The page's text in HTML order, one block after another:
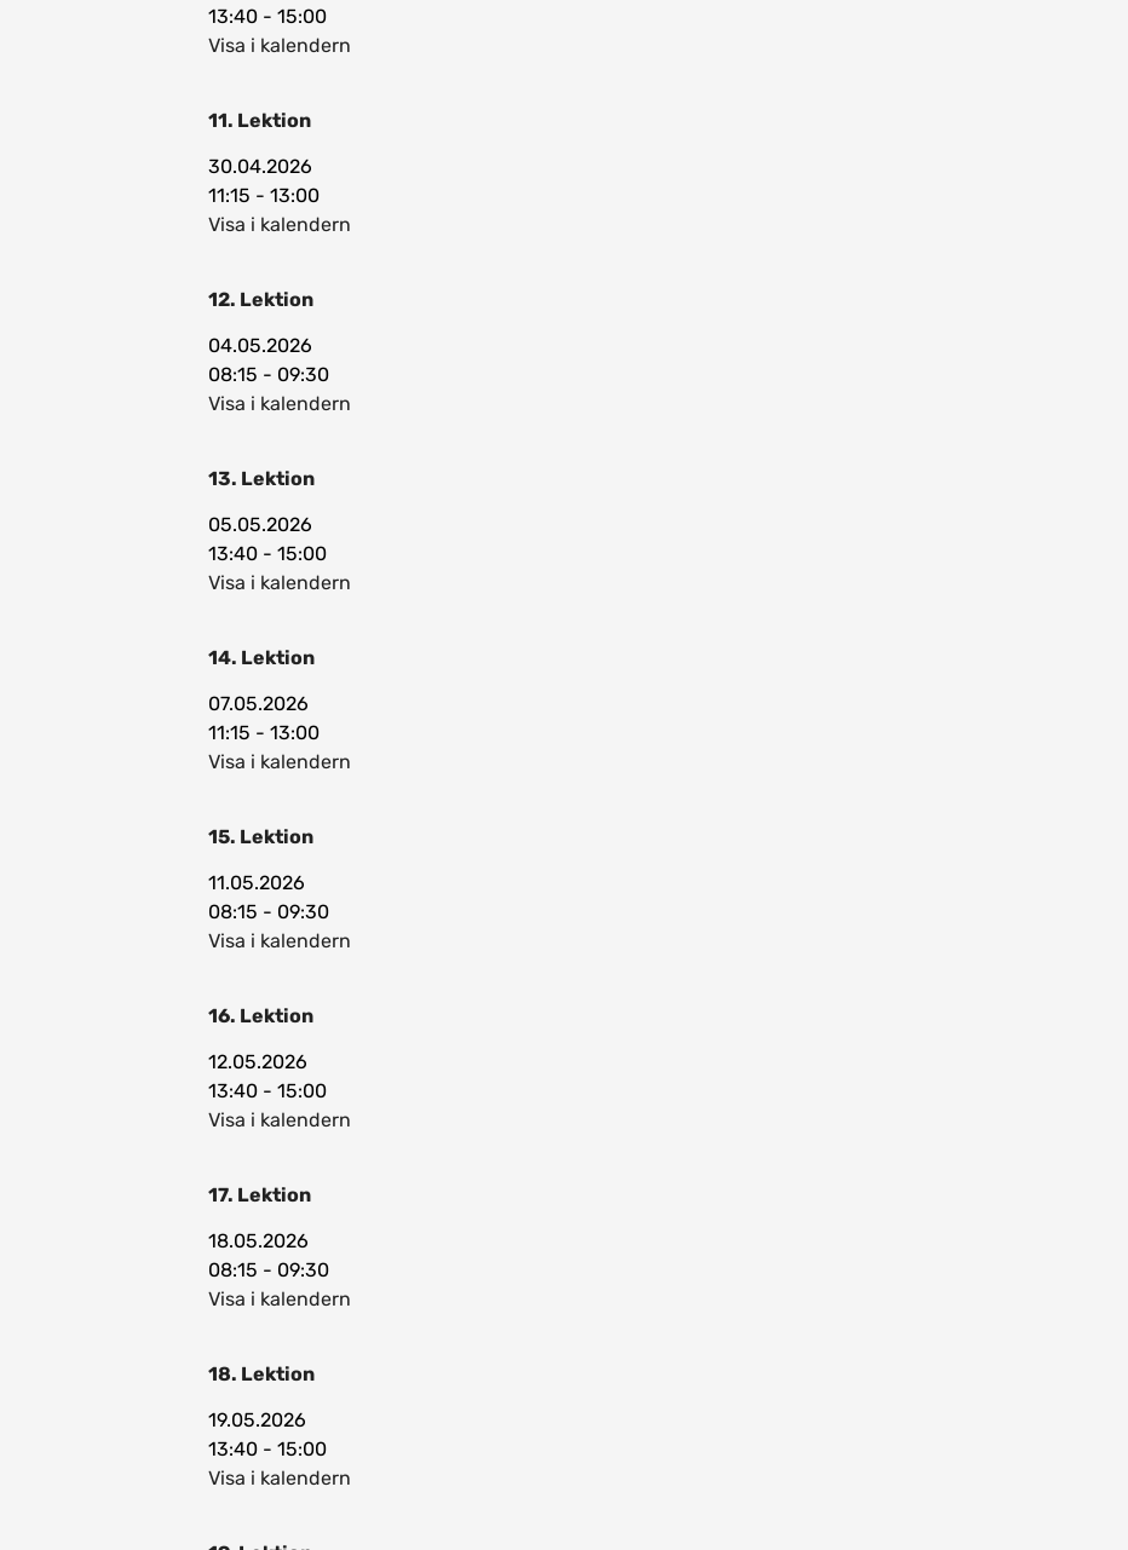
13:40 - 15:00
Visa i kalendern
11. Lektion
30.04.2026
11:15 - 13:00
Visa i kalendern
12. Lektion
04.05.2026
08:15 - 09:30
Visa i kalendern
13. Lektion
05.05.2026
13:40 - 15:00
Visa i kalendern
14. Lektion
07.05.2026
11:15 - 13:00
Visa i kalendern
15. Lektion
11.05.2026
08:15 - 09:30
Visa i kalendern
16. Lektion
12.05.2026
13:40 - 15:00
Visa i kalendern
17. Lektion
18.05.2026
08:15 - 09:30
Visa i kalendern
18. Lektion
19.05.2026
13:40 - 15:00
Visa i kalendern